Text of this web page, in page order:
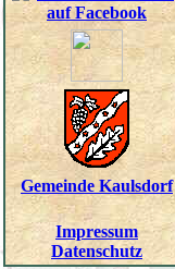
Gemeinde Kaulsdorf
Impressum
Datenschutz